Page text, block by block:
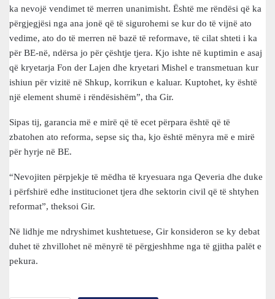
ka nevojë vendimet të merren unanimisht. Është me rëndësi që ka
përgjegjësi nga ana jonë që të sigurohemi se kur do të vijnë ato
vedime, ato do të merren në bazë të reformave, të cilat shteti i ka
për BE-në, ndërsa jo për çështje tjera. Kjo ishte në kuptimin e asaj
që kryetarja Fon der Lajen dhe kryetari Mishel e transmetuan kur
ishiun për vizitë në Shkup, korrikun e kaluar. Kuptohet, ky është
një element shumë i rëndësishëm”, tha Gir.
Sipas tij, garancia më e mirë që të ecet përpara është që të
zbatohen ato reforma, sepse siç tha, kjo është mënyra më e mirë
për hyrje në BE.
“Nevojiten përpjekje të mëdha të kryesuara nga Qeveria dhe duke
i përfshirë edhe institucionet tjera dhe sektorin civil që të shtyhen
reformat”, theksoi Gir.
Në lidhje me ndryshimet kushtetuese, Gir konsideron se ky debat
duhet të zhvillohet në mënyrë të përgjeshhme nga të gjitha palët e
pekura.